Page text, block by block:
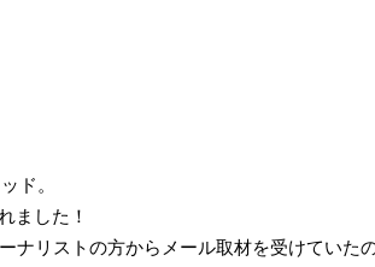
ド。
ました！
ナリストの方からメール取材を受けていた